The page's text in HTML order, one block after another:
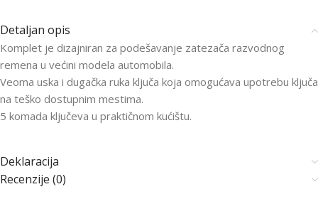
Detaljan opis
Komplet je dizajniran za podešavanje zatezača razvodnog
remena u većini modela automobila.
Veoma uska i dugačka ruka ključa koja omogućava upotrebu ključa
na teško dostupnim mestima.
5 komada ključeva u praktičnom kućištu.
Deklaracija
Recenzije (0)